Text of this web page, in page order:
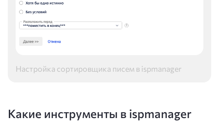
Настройка сортировщика писем в ispmanager
Какие инструменты в ispmanager